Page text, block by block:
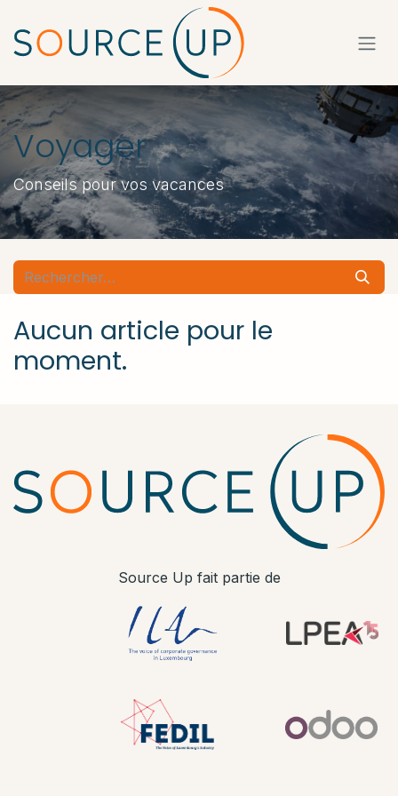
Voyager
Conseils pour vos vacances
Aucun article pour le
moment.
Source Up fait partie de
​ ​